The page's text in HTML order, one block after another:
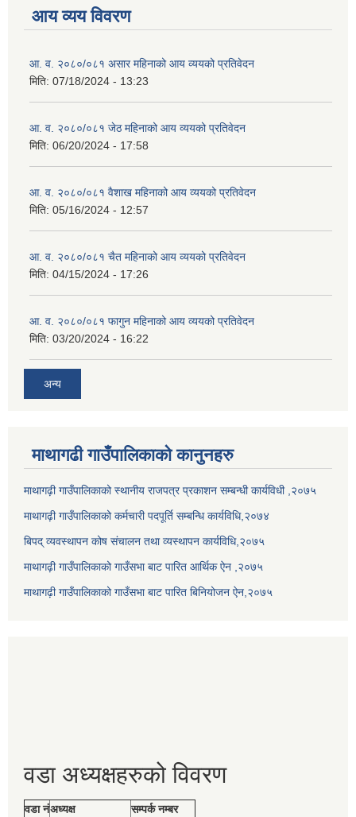
आय व्यय विवरण
आ. व. २०८०/०८१ असार महिनाको आय व्ययको प्रतिवेदन
मिति: 07/18/2024 - 13:23
आ. व. २०८०/०८१ जेठ महिनाको आय व्ययको प्रतिवेदन
मिति: 06/20/2024 - 17:58
आ. व. २०८०/०८१ वैशाख महिनाको आय व्ययको प्रतिवेदन
मिति: 05/16/2024 - 12:57
आ. व. २०८०/०८१ चैत महिनाको आय व्ययको प्रतिवेदन
मिति: 04/15/2024 - 17:26
आ. व. २०८०/०८१ फागुन महिनाको आय व्ययको प्रतिवेदन
मिति: 03/20/2024 - 16:22
अन्य
माथागढी गाउँपालिकाको कानुनहरु
माथागढ़ी गाउँपालिकाको स्थानीय राजपत्र प्रकाशन सम्बन्धी कार्यविधी ,२०७५
माथागढ़ी गाउँपालिकाको कर्मचारी पदपूर्ति सम्बन्धि कार्यविधि,२०७४
बिपद् व्यवस्थापन कोष संचालन तथा व्यस्थापन कार्यविधि,२०७५
माथागढ़ी गाउँपालिकाको गाउँसभा बाट पारित आर्थिक ऐन ,२०७५
माथागढ़ी गाउँपालिकाको गाउँसभा बाट पारित बिनियोजन ऐन,२०७५
वडा अध्यक्षहरुको विवरण
वडा नंअध्यक्ष सम्पर्क नम्बर